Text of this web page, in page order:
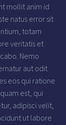
mollit anim id
natus error sit
totam
veritatis et
Nemo
aut odit
eos qui ratione
est, qui
adipisci velit,
ut labore